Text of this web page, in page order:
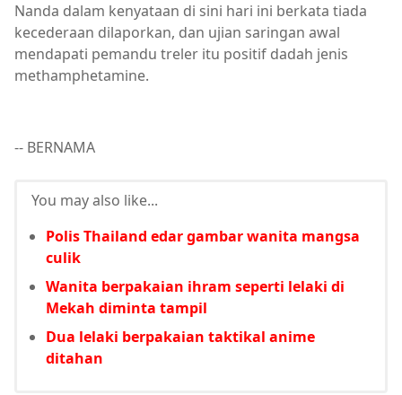
Nanda dalam kenyataan di sini hari ini berkata tiada
kecederaan dilaporkan, dan ujian saringan awal
mendapati pemandu treler itu positif dadah jenis
methamphetamine.
-- BERNAMA
You may also like...
Polis Thailand edar gambar wanita mangsa
culik
Wanita berpakaian ihram seperti lelaki di
Mekah diminta tampil
Dua lelaki berpakaian taktikal anime
ditahan